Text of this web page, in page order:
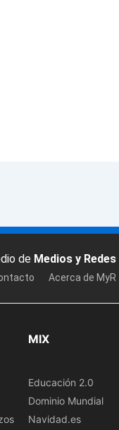
de Medios y Redes
Acerca de MyR
MIX
Educación 2.0
Dominio Mundial
Navidad.es